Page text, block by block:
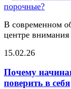
В современном
центре внимания
15.02.26
Почему
поверить в себя